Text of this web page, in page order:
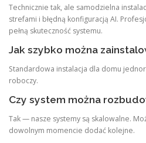
Technicznie tak, ale samodzielna
strefami i błędną konfiguracją AI.
pełną skuteczność systemu.
Jak szybko można
Standardowa instalacja dla domu
roboczy.
Czy system można
Tak — nasze systemy są skalowalne.
dowolnym momencie dodać kolejne.